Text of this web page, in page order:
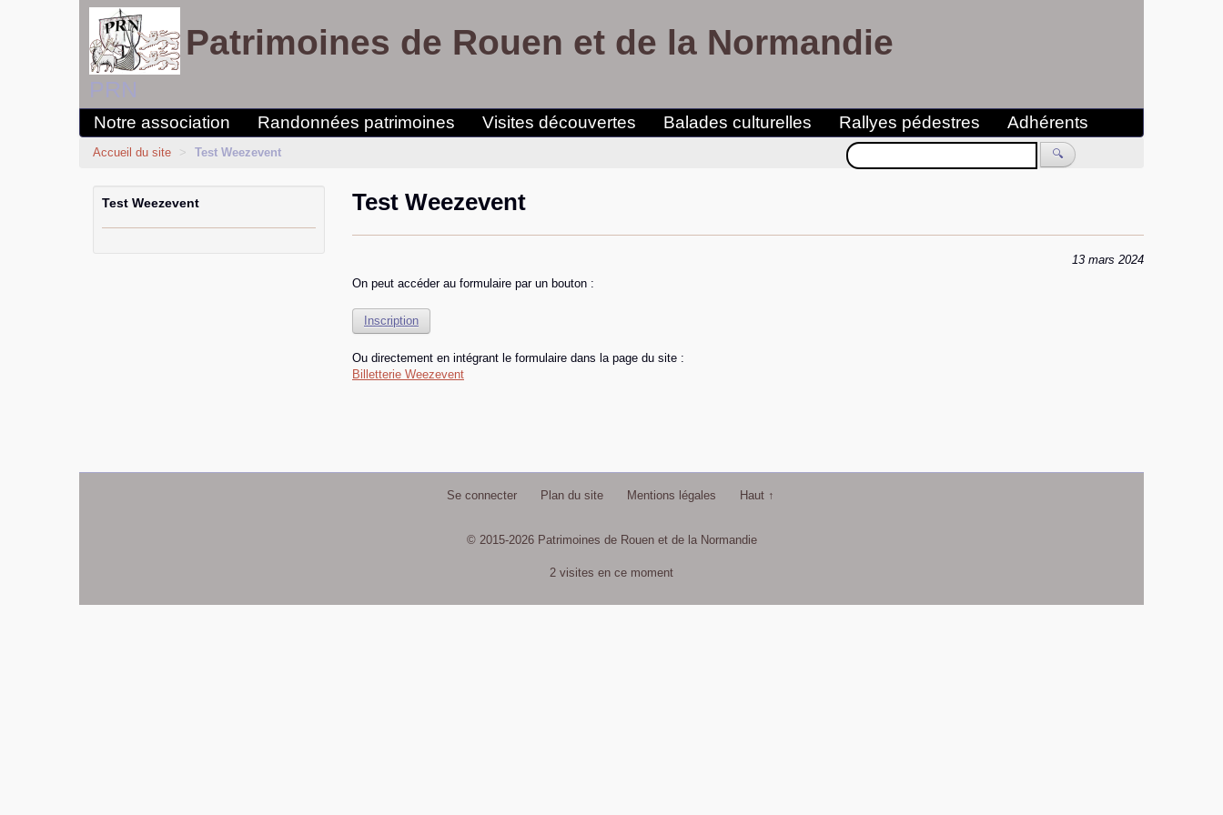
Patrimoines de Rouen et de la Normandie
PRN
Notre association Randonnées patrimoines Visites découvertes Balades culturelles Rallyes pédestres Adhérents
🔍
Accueil du site > Test Weezevent
Test Weezevent
13 mars 2024
On peut accéder au formulaire par un bouton :
Inscription
Ou directement en intégrant le formulaire dans la page du site :
Billetterie Weezevent
Test Weezevent
Se connecter Plan du site Mentions légales Haut ↑
© 2015-2026 Patrimoines de Rouen et de la Normandie
2 visites en ce moment